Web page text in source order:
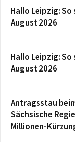
Hallo Leipzig:
August 2026
Hallo Leipzig:
August 2026
Antragsstau
Sächsische
Millionen-